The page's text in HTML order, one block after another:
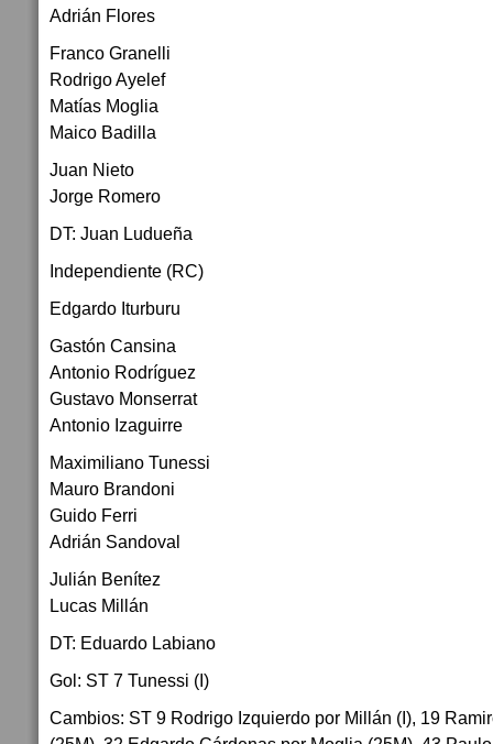
Adrián Flores
Franco Granelli
Rodrigo Ayelef
Matías Moglia
Maico Badilla
Juan Nieto
Jorge Romero
DT: Juan Ludueña
Independiente (RC)
Edgardo Iturburu
Gastón Cansina
Antonio Rodríguez
Gustavo Monserrat
Antonio Izaguirre
Maximiliano Tunessi
Mauro Brandoni
Guido Ferri
Adrián Sandoval
Julián Benítez
Lucas Millán
DT: Eduardo Labiano
Gol: ST 7 Tunessi (I)
Cambios: ST 9 Rodrigo Izquierdo por Millán (I), 19